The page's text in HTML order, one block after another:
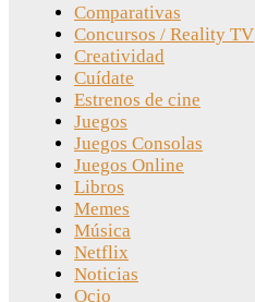
Comparativas
Concursos / Reality TV
Creatividad
Cuídate
Estrenos de cine
Juegos
Juegos Consolas
Juegos Online
Libros
Memes
Música
Netflix
Noticias
Ocio